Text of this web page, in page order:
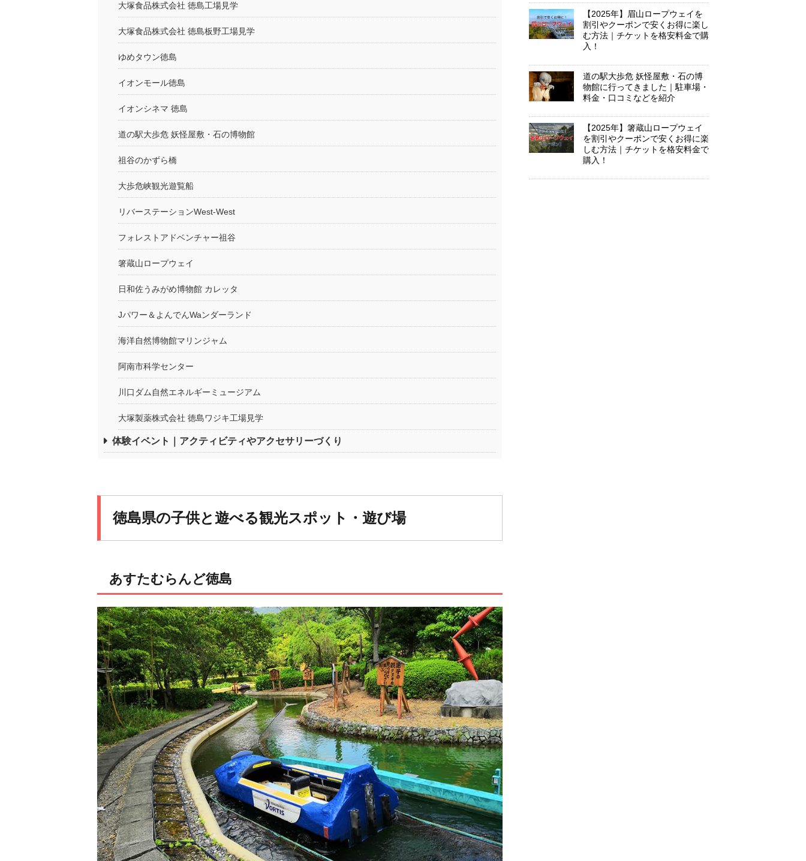
大塚食品株式会社 徳島工場見学
大塚食品株式会社 徳島板野工場見学
ゆめタウン徳島
イオンモール徳島
イオンシネマ 徳島
道の駅大歩危 妖怪屋敷・石の博物館
祖谷のかずら橋
大歩危峡観光遊覧船
リバーステーションWest-West
フォレストアドベンチャー祖谷
箸蔵山ロープウェイ
日和佐うみがめ博物館 カレッタ
Jパワー＆よんでんWaンダーランド
海洋自然博物館マリンジャム
阿南市科学センター
川口ダム自然エネルギーミュージアム
大塚製薬株式会社 徳島ワジキ工場見学
体験イベント｜アクティビティやアクセサリーづくり
徳島県の子供と遊べる観光スポット・遊び場
あすたむらんど徳島
【2025年】眉山ロープウェイを
割引やクーポンで安くお得に楽し
む方法｜チケットを格安料金で購
入！
道の駅大歩危 妖怪屋敷・石の博
物館に行ってきました｜駐車場・
料金・口コミなどを紹介
【2025年】箸蔵山ロープウェイ
を割引やクーポンで安くお得に楽
しむ方法｜チケットを格安料金で
購入！